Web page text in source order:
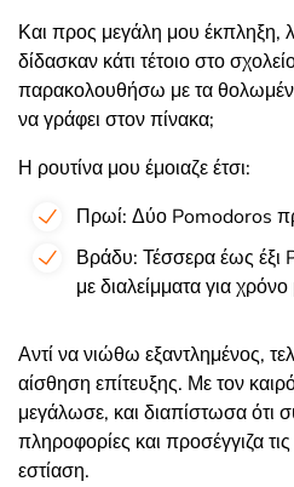
Και προς μεγάλη μου έκπληξη,
δίδασκαν κάτι τέτοιο στο
παρακολουθήσω με τα
να γράφει στον πίνακα;
Η ρουτίνα μου έμοιαζε έτσι:
Πρωί: Δύο Pomodoros
Βράδυ: Τέσσερα έως έξι
με διαλείμματα για χρόνο
Αντί να νιώθω εξαντλημένος,
αίσθηση επίτευξης. Με τον
μεγάλωσε, και διαπίστωσα ότι
πληροφορίες και προσέγγιζα
εστίαση.